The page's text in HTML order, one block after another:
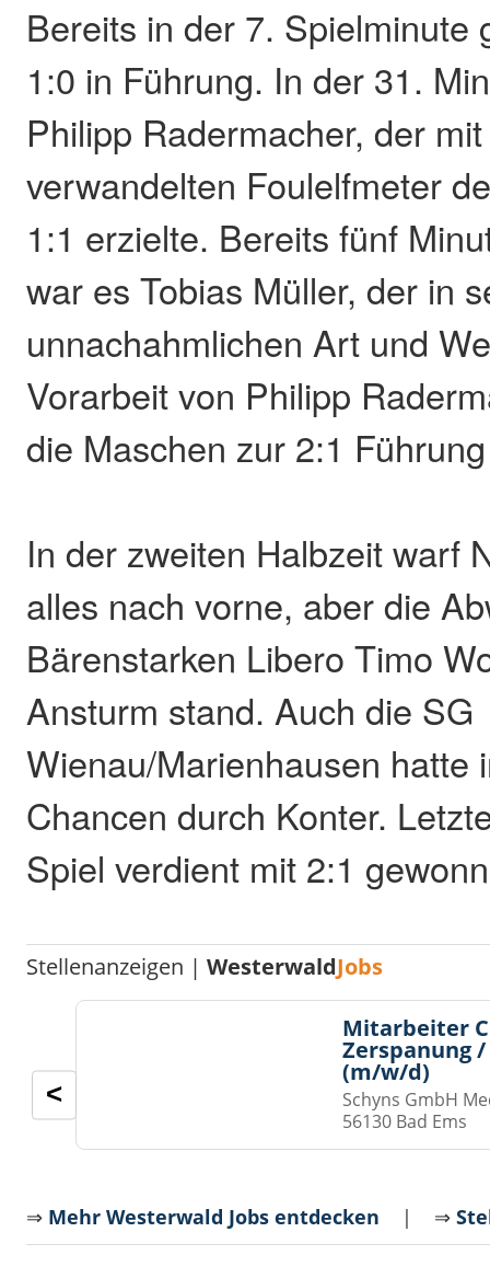
Bereits in der 7. Spielminute
1:0 in Führung. In der 31.
Philipp Radermacher, der
verwandelten Foulelfmeter
1:1 erzielte. Bereits fünf
war es Tobias Müller, der in
unnachahmlichen Art und
Vorarbeit von Philipp
die Maschen zur 2:1
In der zweiten Halbzeit warf
alles nach vorne, aber die
Bärenstarken Libero Timo
Ansturm stand. Auch die SG
Wienau/Marienhausen hatte
Chancen durch Konter.
Spiel verdient mit 2:1
Stellenanzeigen |WesterwaldJobs
Mitarbeiter
Zerspanung
(m/w/d)
Schyns GmbH
56130 Bad Ems
<
⇒ Mehr Westerwald Jobs entdecken | ⇒